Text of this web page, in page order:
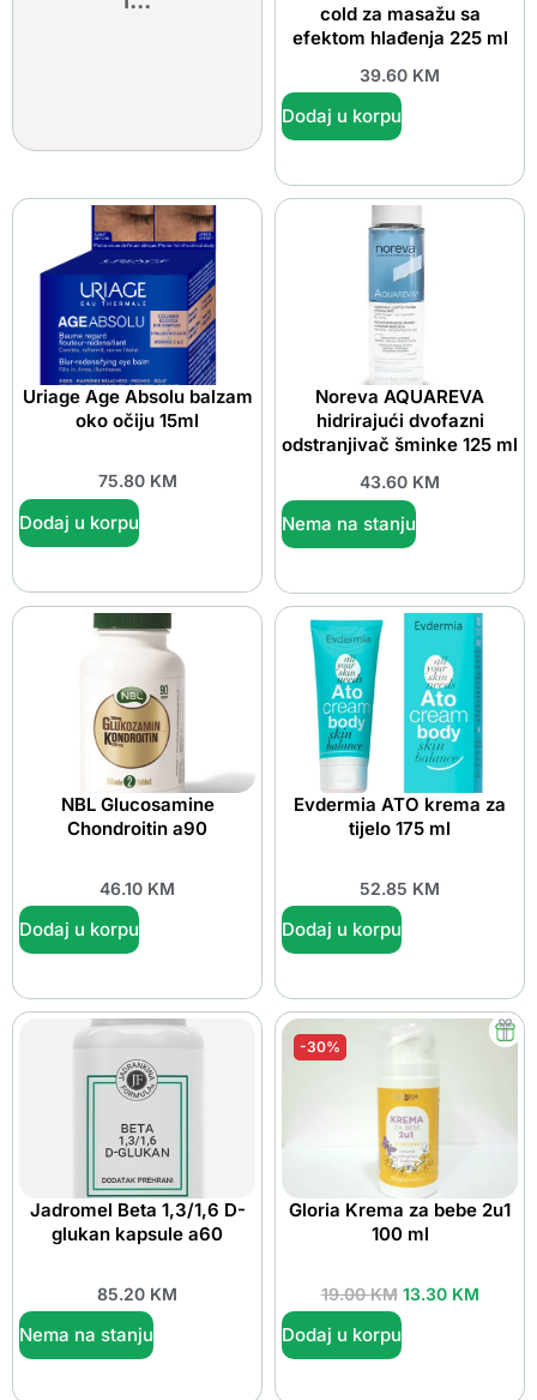
cold za masažu sa
efektom hlađenja 225 ml
39.60 KM
Dodaj u korpu
Uriage Age Absolu balzam
oko očiju 15ml
75.80 KM
Dodaj u korpu
Noreva AQUAREVA
hidrirajući dvofazni
odstranjivač šminke 125 ml
43.60 KM
Nema na stanju
NBL Glucosamine
Chondroitin a90
46.10 KM
Dodaj u korpu
Evdermia ATO krema za
tijelo 175 ml
52.85 KM
Dodaj u korpu
Jadromel Beta 1,3/1,6 D-
glukan kapsule a60
85.20 KM
Nema na stanju
-30%
Gloria Krema za bebe 2u1
100 ml
19.00KM 13.30 KM
Dodaj u korpu